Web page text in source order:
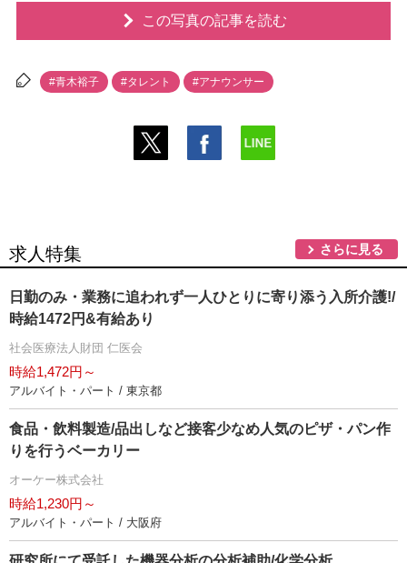
この写真の記事を読む
#青木裕子 #タレント #アナウンサー
求人特集 さらに見る
日勤のみ・業務に追われず一人ひとりに寄り添う入所介護!/
時給1472円&有給あり
社会医療法人財団 仁医会
時給1,472円～
アルバイト・パート / 東京都
食品・飲料製造/品出しなど接客少なめ人気のピザ・パン作
りを行うベーカリー
オーケー株式会社
時給1,230円～
アルバイト・パート / 大阪府